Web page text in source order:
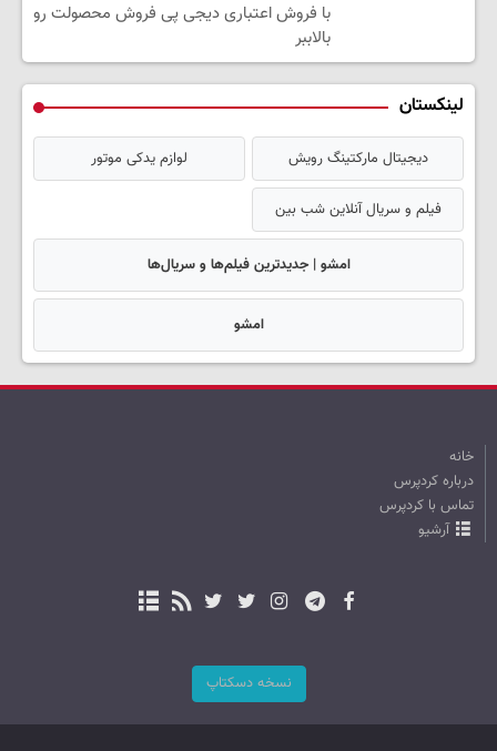
با فروش اعتباری دیجی پی فروش محصولت رو
بالاببر
لینکستان
دیجیتال مارکتینگ رویش لوازم یدکی موتور
فیلم و سریال آنلاین شب بین
امشو | جدیدترین فیلم‌ها و سریال‌ها
امشو
خانه
درباره کردپرس
تماس با کردپرس
آرشیو
نسخه دسکتاپ